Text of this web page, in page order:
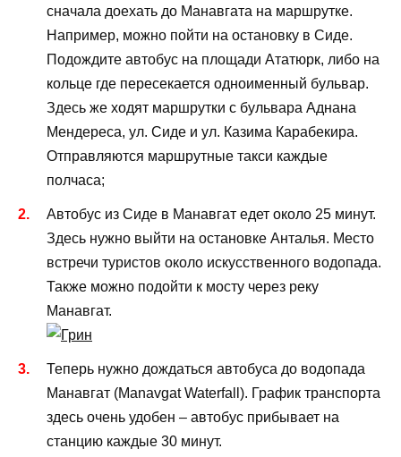
сначала доехать до Манавгата на маршрутке.
Например, можно пойти на остановку в Сиде.
Подождите автобус на площади Ататюрк, либо на
кольце где пересекается одноименный бульвар.
Здесь же ходят маршрутки с бульвара Аднана
Мендереса, ул. Сиде и ул. Казима Карабекира.
Отправляются маршрутные такси каждые
полчаса;
Автобус из Сиде в Манавгат едет около 25 минут.
Здесь нужно выйти на остановке Анталья. Место
встречи туристов около искусственного водопада.
Также можно подойти к мосту через реку
Манавгат.
Теперь нужно дождаться автобуса до водопада
Манавгат (Manavgat Waterfall). График транспорта
здесь очень удобен – автобус прибывает на
станцию каждые 30 минут.